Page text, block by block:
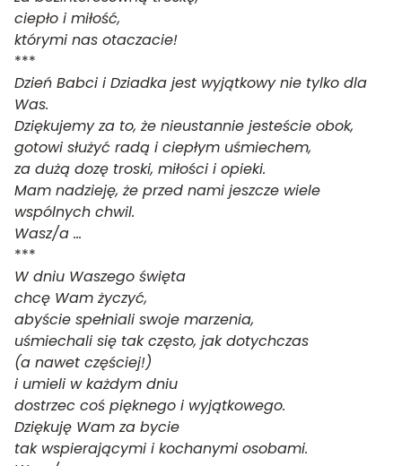
ciepło i miłość,
którymi nas otaczacie!
***
Dzień Babci i Dziadka jest wyjątkowy nie tylko dla
Was.
Dziękujemy za to, że nieustannie jesteście obok,
gotowi służyć radą i ciepłym uśmiechem,
za dużą dozę troski, miłości i opieki.
Mam nadzieję, że przed nami jeszcze wiele
wspólnych chwil.
Wasz/a …
***
W dniu Waszego święta
chcę Wam życzyć,
abyście spełniali swoje marzenia,
uśmiechali się tak często, jak dotychczas
(a nawet częściej!)
i umieli w każdym dniu
dostrzec coś pięknego i wyjątkowego.
Dziękuję Wam za bycie
tak wspierającymi i kochanymi osobami.